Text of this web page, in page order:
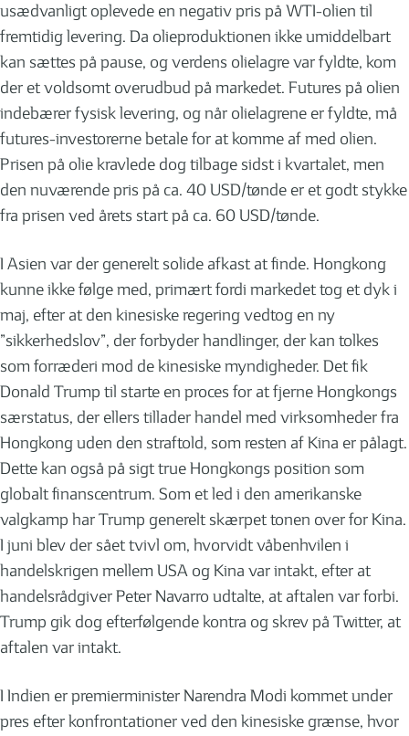
usædvanligt oplevede en negativ pris på WTI-olien til
fremtidig levering. Da olieproduktionen ikke umiddelbart
kan sættes på pause, og verdens olielagre var fyldte, kom
der et voldsomt overudbud på markedet. Futures på olien
indebærer fysisk levering, og når olielagrene er fyldte, må
futures-investorerne betale for at komme af med olien.
Prisen på olie kravlede dog tilbage sidst i kvartalet, men
den nuværende pris på ca. 40 USD/tønde er et godt stykke
fra prisen ved årets start på ca. 60 USD/tønde.
I Asien var der generelt solide afkast at finde. Hongkong
kunne ikke følge med, primært fordi markedet tog et dyk i
maj, efter at den kinesiske regering vedtog en ny
”sikkerhedslov”, der forbyder handlinger, der kan tolkes
som forræderi mod de kinesiske myndigheder. Det fik
Donald Trump til starte en proces for at fjerne Hongkongs
særstatus, der ellers tillader handel med virksomheder fra
Hongkong uden den straftold, som resten af Kina er pålagt.
Dette kan også på sigt true Hongkongs position som
globalt finanscentrum. Som et led i den amerikanske
valgkamp har Trump generelt skærpet tonen over for Kina.
I juni blev der sået tvivl om, hvorvidt våbenhvilen i
handelskrigen mellem USA og Kina var intakt, efter at
handelsrådgiver Peter Navarro udtalte, at aftalen var forbi.
Trump gik dog efterfølgende kontra og skrev på Twitter, at
aftalen var intakt.
I Indien er premierminister Narendra Modi kommet under
pres efter konfrontationer ved den kinesiske grænse, hvor